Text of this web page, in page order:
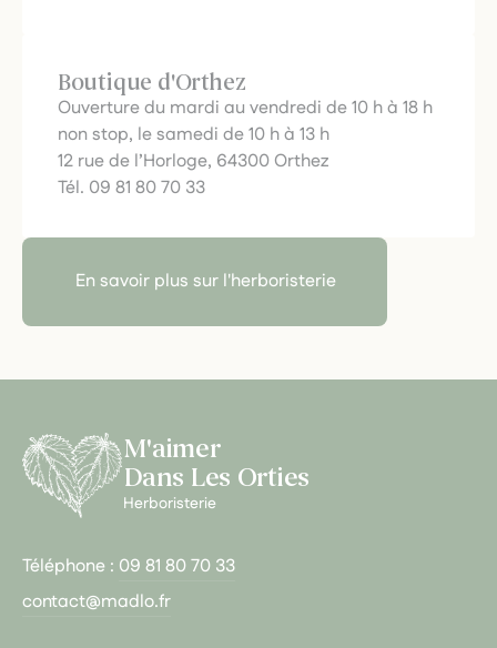
Boutique d'Orthez
Ouverture du mardi au vendredi de 10 h à 18 h
non stop, le samedi de 10 h à 13 h
12 rue de l’Horloge, 64300 Orthez
Tél. 09 81 80 70 33
En savoir plus sur l'herboristerie
M'aimer
Dans Les Orties
Herboristerie
Téléphone : 09 81 80 70 33
contact@madlo.fr